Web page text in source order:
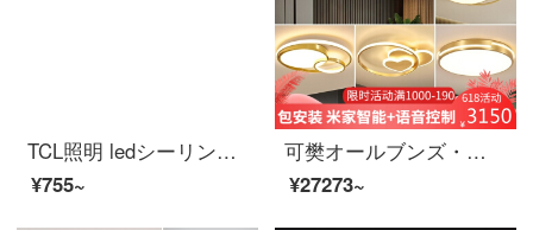
TCL照明 ledシーリングライト新中式客厅灯餐厅灯卧室灯圆形現代简约薄ランプ 儿童房灯飾 鸟巢24W正白光直径38.5cm
¥755~
可樊オールブンズ・ラインプコース愛インテジ音声全屋コース三室二庁組合せ2021若い高奢吊灯後現代オーロラランプ6灯セット6(四室両庁)三色変化光
¥27273~